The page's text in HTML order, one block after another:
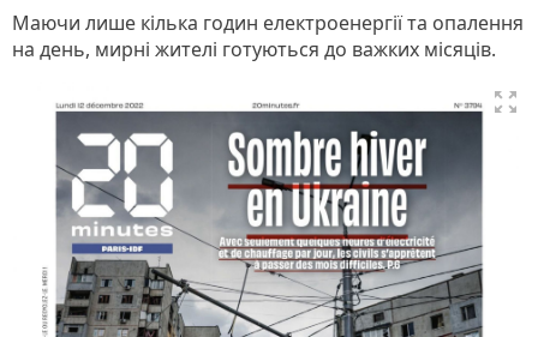
Маючи лише кілька годин електроенергії та опалення
на день, мирні жителі готуються до важких місяців.
